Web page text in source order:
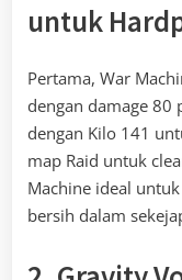
untuk
Pertama, War
dengan damage 80
dengan Kilo 141
map Raid untuk
Machine ideal
bersih dalam